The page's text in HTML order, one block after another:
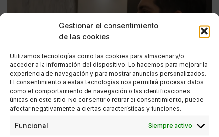
Gestionar el consentimiento
de las cookies
Utilizamos tecnologías como las cookies para almacenar y/o
acceder a la información del dispositivo. Lo hacemos para mejorar la
experiencia de navegación y para mostrar anuncios personalizados.
El consentimiento a estas tecnologías nos permitirá procesar datos
como el comportamiento de navegación o las identificaciones
únicas en este sitio. No consentir o retirar el consentimiento, puede
afectar negativamente a ciertas características y funciones.
Funcional Siempre activo
CULTURA